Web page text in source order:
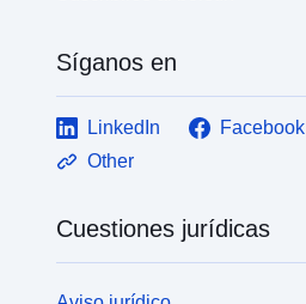
Síganos en
LinkedIn Facebook
Other
Cuestiones jurídicas